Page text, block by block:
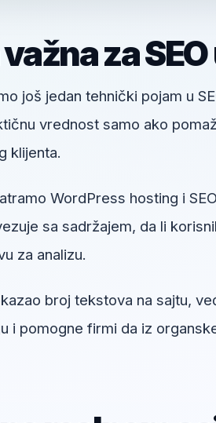
za
još jedan tehnički pojam u
vrednost samo ako
klijenta.
WordPress hosting i
sa sadržajem, da li
za analizu.
broj tekstova na sajtu,
i pomogne firmi da iz